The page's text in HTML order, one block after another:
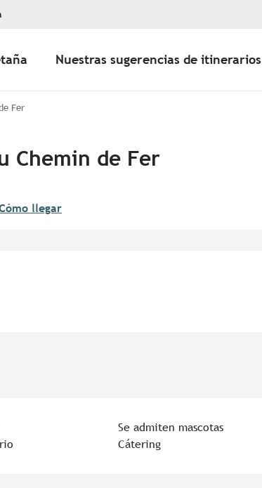
Nuestras sugerencias de itinerarios
Fer
Chemin de Fer
llegar
Se admiten mascotas
Cátering